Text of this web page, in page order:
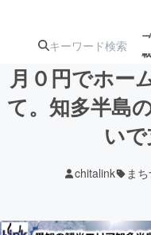
注目のリ 注目の
月０円でホー
て。知多半島
い
chitalink ま